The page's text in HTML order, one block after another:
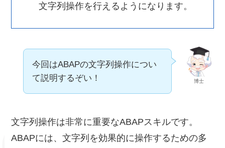
文字列操作を行えるようになります。
博士
今回はABAPの文字列操作につい
て説明するぞい！
文字列操作は非常に重要なABAPスキルです。
ABAPには、文字列を効果的に操作するための多